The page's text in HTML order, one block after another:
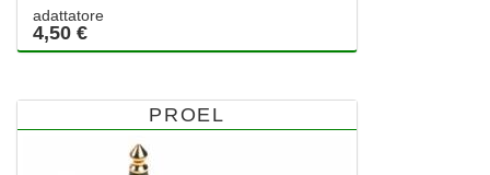
adattatore
4,50 €
PROEL